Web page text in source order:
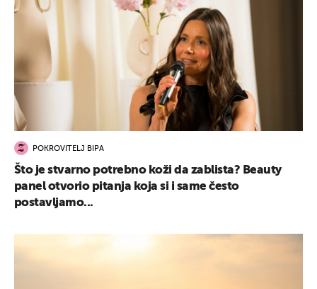
POKROVITELJ BIPA
Što je stvarno potrebno koži da zablista? Beauty
panel otvorio pitanja koja si i same često
postavljamo...